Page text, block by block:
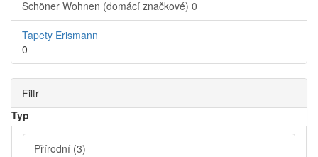
Schöner Wohnen (domácí značkové) 0
Tapety Erismann
0
Filtr
Typ
Přírodní (3)